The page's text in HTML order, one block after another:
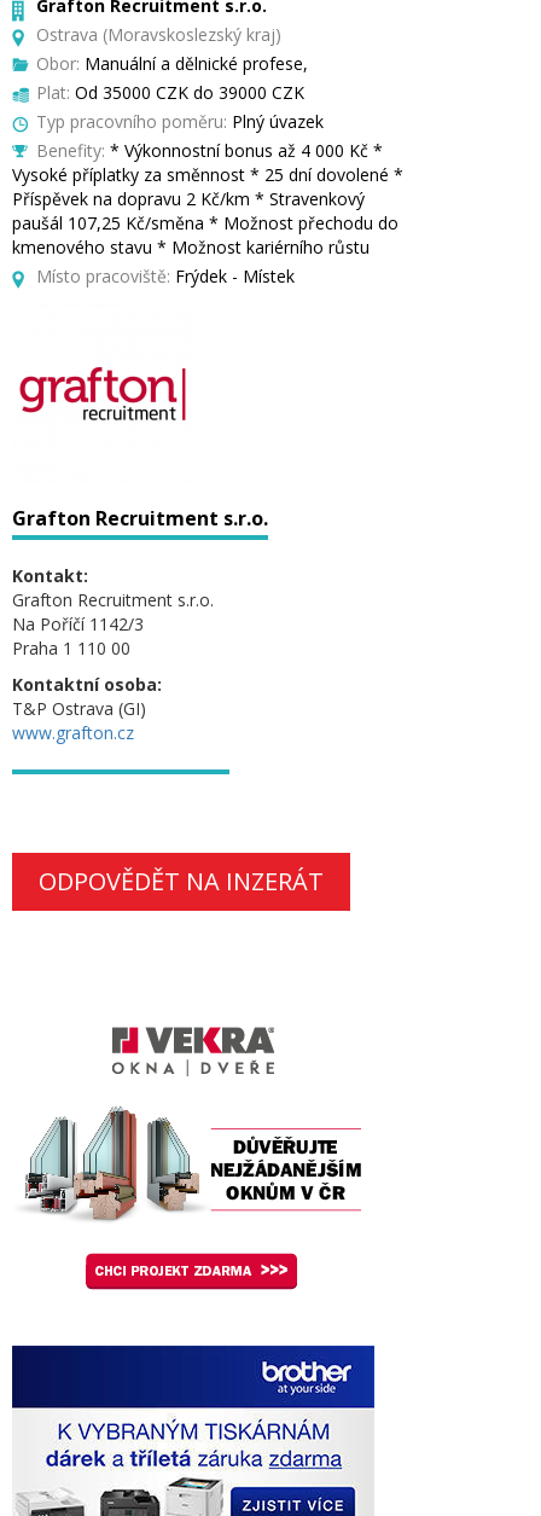
Grafton Recruitment s.r.o.
Ostrava (Moravskoslezský kraj)
Obor: Manuální a dělnické profese,
Plat: Od 35000 CZK do 39000 CZK
Typ pracovního poměru: Plný úvazek
Benefity: * Výkonnostní bonus až 4 000 Kč *
Vysoké příplatky za směnnost * 25 dní dovolené *
Příspěvek na dopravu 2 Kč/km * Stravenkový
paušál 107,25 Kč/směna * Možnost přechodu do
kmenového stavu * Možnost kariérního růstu
Místo pracoviště: Frýdek - Místek
Grafton Recruitment s.r.o.
Kontakt:
Grafton Recruitment s.r.o.
Na Poříčí 1142/3
Praha 1 110 00
Kontaktní osoba:
T&P Ostrava (GI)
www.grafton.cz
ODPOVĚDĚT NA INZERÁT